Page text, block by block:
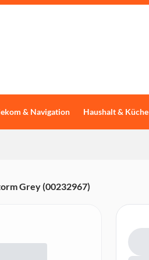
& Navigation Haushalt & Küche
Grey (00232967)